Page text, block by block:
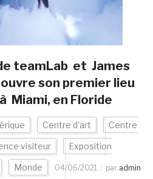
teamLab et James
son premier lieu
Miami, en Floride
Centre d'art Centre
visiteur Exposition
Monde 04/06/2021 par admin